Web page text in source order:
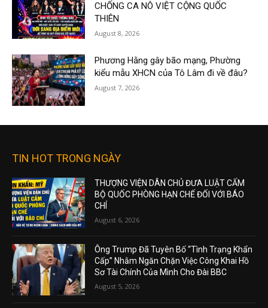
CHỐNG CA NÔ VIỆT CỘNG QUỐC
THIÊN
August 8, 2026
Phương Hằng gây bão mạng, Phường
kiểu mẫu XHCN của Tô Lâm đi về đâu?
August 7, 2026
TIN HOT TRONG NGÀY
THƯỢNG VIỆN DÂN CHỦ ĐƯA LUẬT CẤM
BỘ QUỐC PHÒNG HẠN CHẾ ĐỐI VỚI BÁO
CHÍ
August 6, 2026
Ông Trump Đã Tuyên Bố “Tình Trạng Khẩn
Cấp” Nhằm Ngăn Chặn Việc Công Khai Hồ
Sơ Tài Chính Của Mình Cho Đài BBC
August 5, 2026